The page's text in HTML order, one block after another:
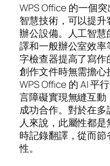
WPS Office 的一個
智慧技術，可以提
辦公設備。人工智
譯和一般辦公室效
字檢查器提高了寫
創作文件時無需擔心
WPS Office 的 AI 平
言障礙實現無縫互
成功合作。對於在
人來說，此屬性都
時記錄翻譯，從而
性。